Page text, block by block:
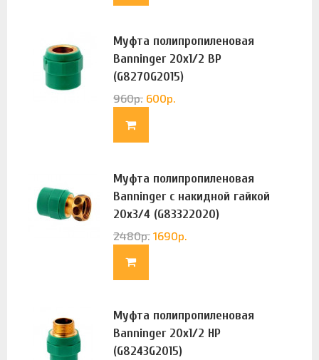
Муфта полипропиленовая
Banninger 20х1/2 ВР
(G8270G2015)
960р. 600р.
Муфта полипропиленовая
Banninger с накидной гайкой
20х3/4 (G83322020)
2480р. 1690р.
Муфта полипропиленовая
Banninger 20х1/2 НР
(G8243G2015)